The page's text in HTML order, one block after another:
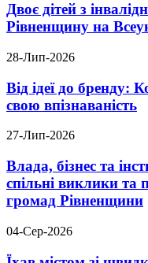
Двоє дітей з
Рівненщину на
28-Лип-2026
Від ідеї до бренду:
свою впізнаваність
27-Лип-2026
Влада, бізнес та
спільні виклики та
громад Рівненщини
04-Сер-2026